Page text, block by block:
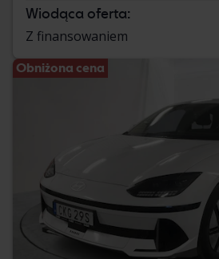
Wiodąca oferta:
Z finansowaniem
Obniżona cena